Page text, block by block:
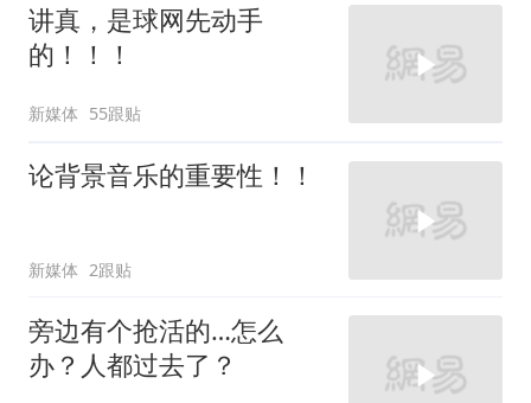
讲真，是球网先动手
的！！！
新媒体 55跟贴
论背景音乐的重要性！！
新媒体 2跟贴
旁边有个抢活的…怎么
办？人都过去了？